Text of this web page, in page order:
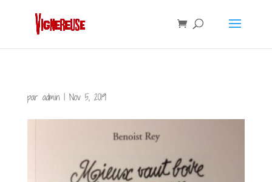
par admin| Nov 5, 2019